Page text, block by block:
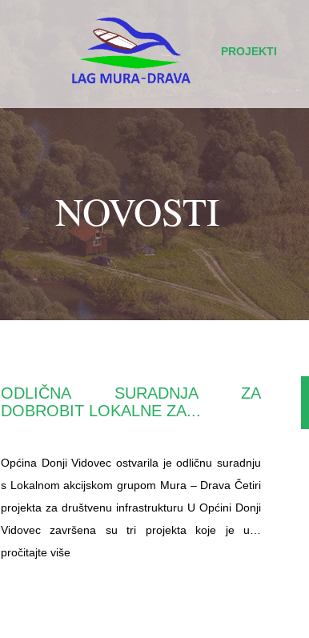
PROJEKTI
NOVOSTI
ODLIČNA SURADNJA ZA
DOBROBIT LOKALNE ZA...
Općina Donji Vidovec ostvarila je odličnu suradnju
s Lokalnom akcijskom grupom Mura – Drava Četiri
projekta za društvenu infrastrukturu U Općini Donji
Vidovec završena su tri projekta koje je u…
pročitajte više